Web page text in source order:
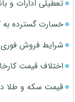
تعطیلی ادارات و بانک‌های 5 استان
خسارت گسترده
شرایط فروش فوری
اختلاف قیمت
قیمت سکه و طلا دوشنبه 12